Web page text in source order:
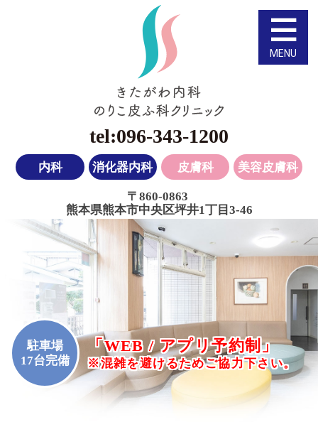
駐車場
17台完備
「WEB / アプリ予約制」
※混雑を避けるためご協力下さい。
熊本市中央区坪井
096-343-1200
内科 消化器内科 皮膚科 美容皮膚科
〒860-0863
熊本県熊本市中央区坪井1丁目3-46